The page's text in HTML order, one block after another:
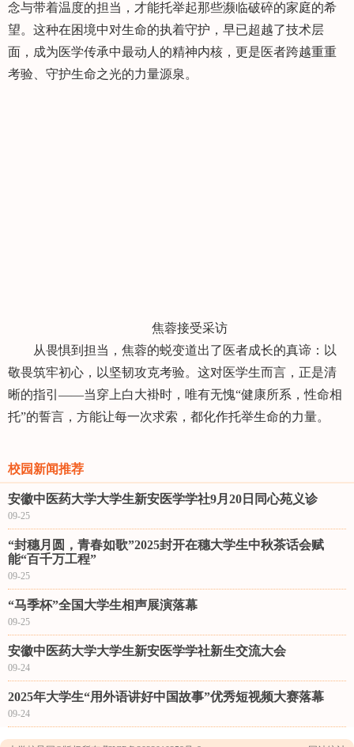
念与带着温度的担当，才能托举起那些濒临破碎的家庭的希
望。这种在困境中对生命的执着守护，早已超越了技术层
面，成为医学传承中最动人的精神内核，更是医者跨越重重
考验、守护生命之光的力量源泉。
焦蓉接受采访
从畏惧到担当，焦蓉的蜕变道出了医者成长的真谛：以
敬畏筑牢初心，以坚韧攻克考验。这对医学生而言，正是清
晰的指引——当穿上白大褂时，唯有无愧“健康所系，性命相
托”的誓言，方能让每一次求索，都化作托举生命的力量。
校园新闻推荐
安徽中医药大学大学生新安医学学社9月20日同心苑义诊
09-25
“封穗月圆，青春如歌”2025封开在穗大学生中秋茶话会赋
能“百千万工程”
09-25
“马季杯”全国大学生相声展演落幕
09-25
安徽中医药大学大学生新安医学学社新生交流大会
09-24
2025年大学生“用外语讲好中国故事”优秀短视频大赛落幕
09-24